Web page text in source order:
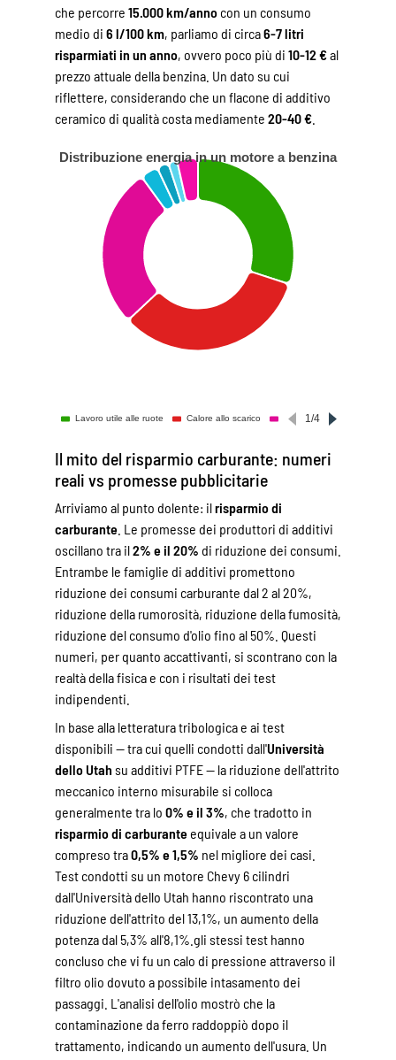
che percorre 15.000 km/anno con un consumo
medio di 6 l/100 km, parliamo di circa6-7 litri
risparmiati in un anno, ovvero poco più di 10-12 €al
prezzo attuale della benzina. Un dato su cui
riflettere, considerando che un flacone di additivo
ceramico di qualità costa mediamente 20-40 €
Il mito del risparmio carburante: numeri
reali vs promesse pubblicitarie
Arriviamo al punto dolente: ilrisparmio di
carburante . Le promesse dei produttori di additivi
oscillano tra il2% e il 20% di riduzione dei consumi.
Entrambe le famiglie di additivi promettono
riduzione dei consumi carburante dal 2 al 20%,
riduzione della rumorosità, riduzione della fumosità,
riduzione del consumo d'olio fino al 50%. Questi
numeri, per quanto accattivanti, si scontrano con la
realtà della fisica e con i risultati dei test
indipendenti.
In base alla letteratura tribologica e ai test
disponibili — tra cui quelli condotti dall'Università
dello Utah su additivi PTFE — la riduzione dell'attrito
meccanico interno misurabile si colloca
generalmente tra lo 0% e il 3%, che tradotto in
risparmio di carburante equivale a un valore
compreso tra0,5% e 1,5% nel migliore dei casi.
Test condotti su un motore Chevy 6 cilindri
dall'Università dello Utah hanno riscontrato una
riduzione dell'attrito del 13,1%, un aumento della
potenza dal 5,3% all'8,1%.gli stessi test hanno
concluso che vi fu un calo di pressione attraverso il
filtro olio dovuto a possibile intasamento dei
passaggi. L'analisi dell'olio mostrò che la
contaminazione da ferro raddoppiò dopo il
trattamento, indicando un aumento dell'usura. Un